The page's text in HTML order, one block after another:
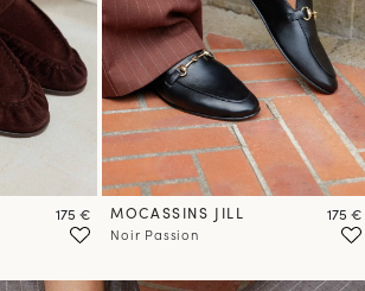
Prix
175 € MOCASSINS JILL
Noir Passion
Prix
175 €